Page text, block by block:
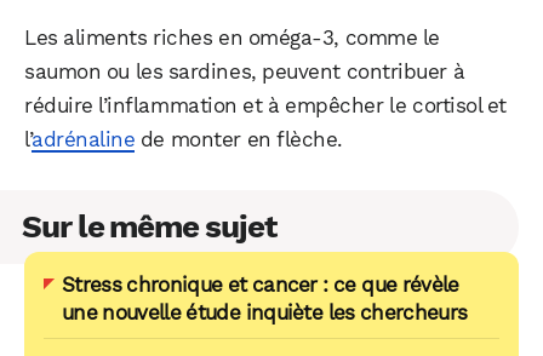
Les aliments riches en oméga-3, comme le
saumon ou les sardines, peuvent contribuer à
réduire l’inflammation et à empêcher le cortisol et
l’adrénaline de monter en flèche.
Sur le même sujet
Stress chronique et cancer : ce que révèle
une nouvelle étude inquiète les chercheurs